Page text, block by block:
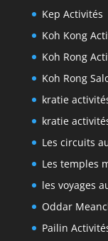
Kep Activités
Koh Kong
Koh Rong
Koh Rong
kratie
kratie
Les circuits
Les temples
les voyages
Oddar
Pailin